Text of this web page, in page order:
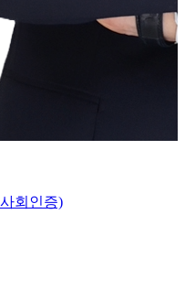
회인증)